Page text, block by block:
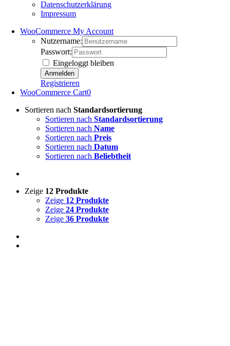
Datenschutzerklärung
Impressum
WooCommerce My Account
Nutzername:
Passwort:
Eingeloggt bleiben
Registrieren
WooCommerce Cart0
Sortieren nach Standardsortierung
Sortieren nach Standardsortierung
Sortieren nach Name
Sortieren nach Preis
Sortieren nach Datum
Sortieren nach Beliebtheit
Zeige 12 Produkte
Zeige 12 Produkte
Zeige 24 Produkte
Zeige 36 Produkte